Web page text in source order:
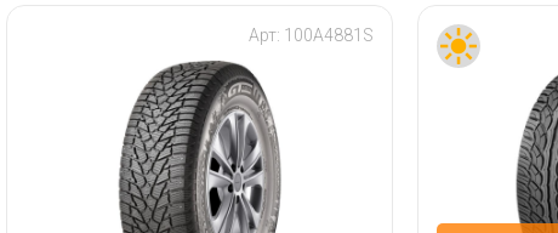
Арт: 100A4881S